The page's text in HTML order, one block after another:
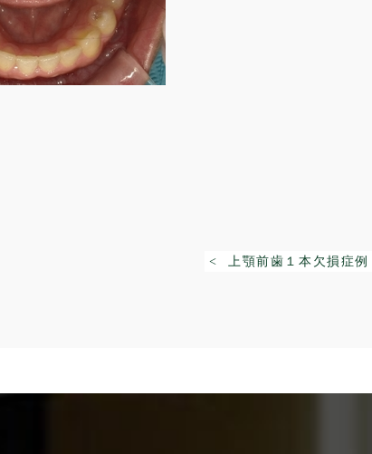
< 上顎前歯１本欠損症例